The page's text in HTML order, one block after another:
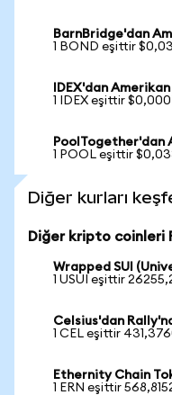
BarnBridge'dan
1 BOND eşittir
IDEX'dan
1 IDEX eşittir
PoolTogether'dan
1 POOL eşittir
Diğer kurları
Diğer kripto coinleri
Wrapped SUI
1 USUI eşittir
Celsius'dan
1 CEL eşittir
Ethernity Chain
1 ERN eşittir